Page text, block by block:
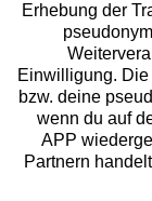
Über uns
Rechtliches
Erhebung der
Einwilligung.
bzw. deine
wenn du auf
APP
Partnern